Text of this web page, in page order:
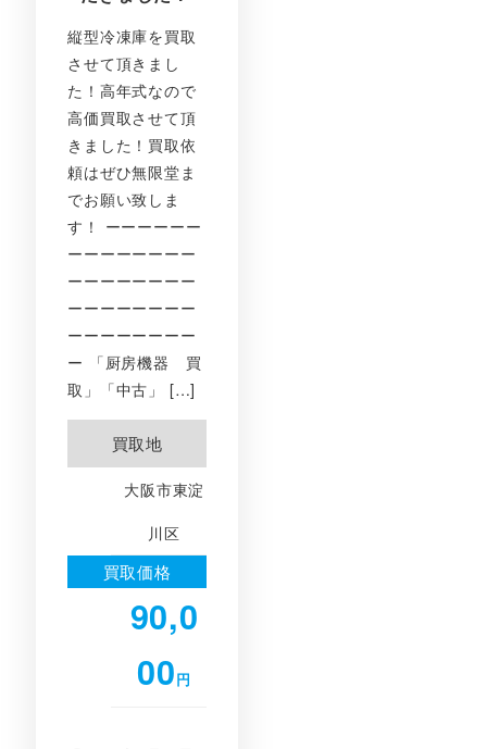
縦型冷凍庫を買取
させて頂きまし
た！高年式なので
高価買取させて頂
きました！買取依
頼はぜひ無限堂ま
でお願い致しま
す！ ーーーーーー
ーーーーーーーー
ーーーーーーーー
ーーーーーーーー
ーーーーーーーー
ー 「厨房機器 買
取」「中古」 […]
買取地
大阪市東淀
川区
買取価格
90,0
00円